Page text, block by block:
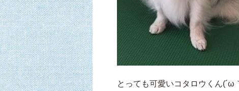
とっても可愛いコタロウくん